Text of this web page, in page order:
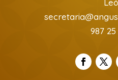
987 25